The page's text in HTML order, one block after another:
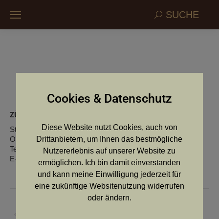
Search:SUCHE
ZÜCHTER:
Strasse: Untereggen 4
Ort: 4625 Offenhausen
Telefon: 0664/520 74 50
E-Mail:
sebastian.keplinger@gmx.at
Kommentarnavigation
Cookies & Datenschutz
Diese Website nutzt Cookies, auch von
Drittanbietern, um Ihnen das bestmögliche
Nutzererlebnis auf unserer Website zu
ermöglichen. Ich bin damit einverstanden
und kann meine Einwilligung jederzeit für
eine zukünftige Websitenutzung widerrufen
oder ändern.